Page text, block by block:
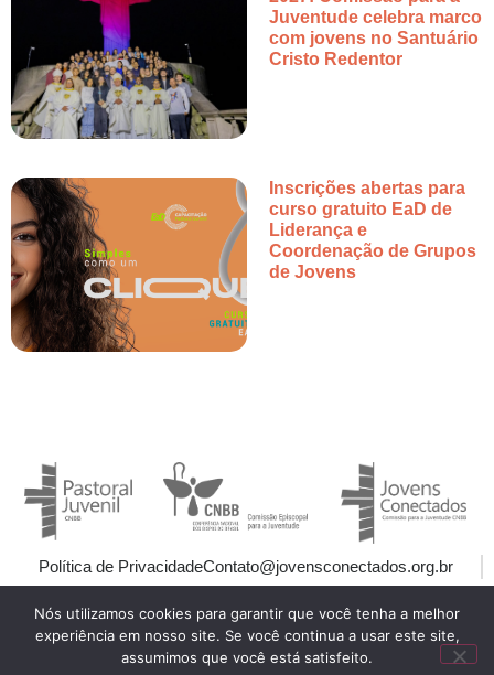
Juventude celebra marco
com jovens no Santuário
Cristo Redentor
Inscrições abertas para
curso gratuito EaD de
Liderança e
Coordenação de Grupos
de Jovens
Política de PrivacidadeContato@jovensconectados.org.br
Nós utilizamos cookies para garantir que você tenha a melhor
experiência em nosso site. Se você continua a usar este site,
assumimos que você está satisfeito.